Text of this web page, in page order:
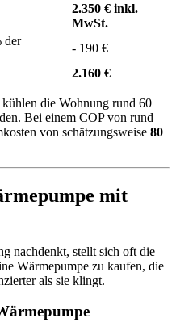
2.350 € inkl.
MwSt.
der
- 190 €
2.160 €
die Wohnung rund 60
Bei einem COP von rund
von schätzungsweise 80
mit
nachdenkt, stellt sich oft die
Wärmepumpe zu kaufen, die
als sie klingt.